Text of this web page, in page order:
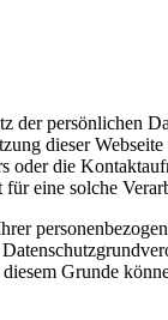
der persönlichen
dieser
oder die
eine solche
Grunde